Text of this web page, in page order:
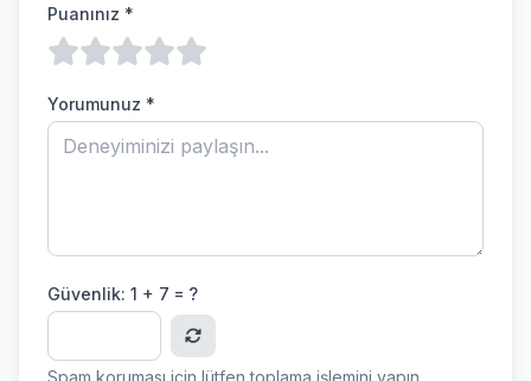
Puanınız *
Yorumunuz *
Güvenlik: 1 + 7 = ?
Spam koruması için lütfen toplama işlemini yapın.